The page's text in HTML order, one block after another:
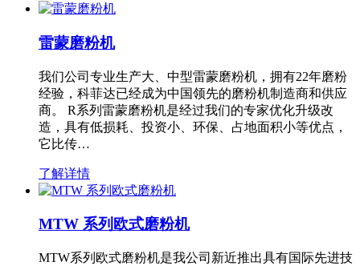
雷蒙磨粉机
我们公司专业生产大、中型雷蒙磨粉机，拥有22年磨粉
经验，科菲达已经成为中国领先的磨粉机制造商和供应
商。 R系列雷蒙磨粉机是经过我们的专家优化升级改
造，具有低损耗、投资小、环保、占地面积小等优点，
它比传…
了解详情
MTW 系列欧式磨粉机
MTW系列欧式磨粉机是我公司新近推出具有国际先进技